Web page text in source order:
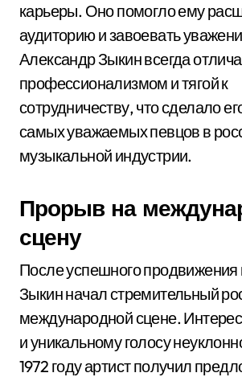
карьеры. Оно помогло ему
аудиторию и завоевать
Александр Зыкин всегда
профессионализмом и тягой к
сотрудничеству, что сделало
самых уважаемых певцов в
музыкальной индустрии.
Прорыв на
сцену
После успешного продвижения
Зыкин начал стремительный
международной сцене. Интерес
и уникальному голосу
1972 году артист получил